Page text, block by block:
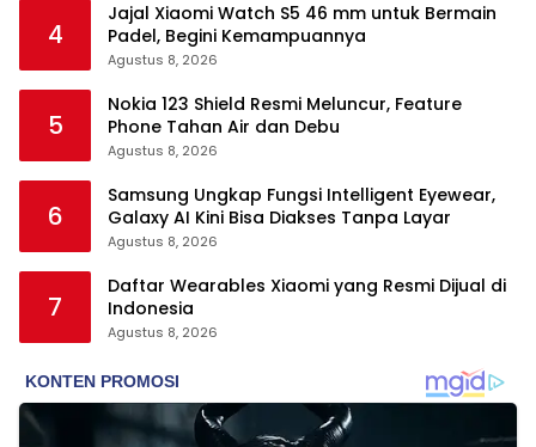
4
Jajal Xiaomi Watch S5 46 mm untuk Bermain
Padel, Begini Kemampuannya
Agustus 8, 2026
5
Nokia 123 Shield Resmi Meluncur, Feature
Phone Tahan Air dan Debu
Agustus 8, 2026
6
Samsung Ungkap Fungsi Intelligent Eyewear,
Galaxy AI Kini Bisa Diakses Tanpa Layar
Agustus 8, 2026
7
Daftar Wearables Xiaomi yang Resmi Dijual di
Indonesia
Agustus 8, 2026